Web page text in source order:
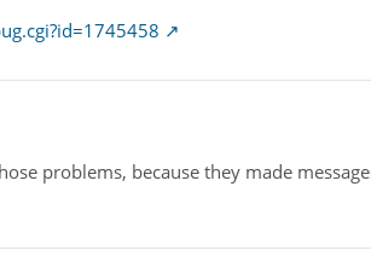
problems, because they made